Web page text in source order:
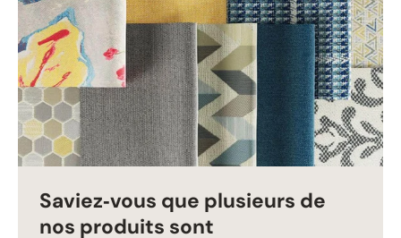
Saviez‑vous que plusieurs de
nos produits sont